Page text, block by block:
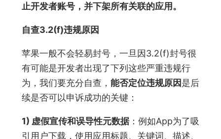
止开发者账号，并下架所有关联的应用。
自查3.2(f)违规原因
苹果一般不会轻易封号，一旦因3.2(f)封号很
有可能是开发者出现了下列这些严重违规行
为，我们要充分自查， 能否定位违规原因是后
续是否可以申诉成功的关键：
1) 虚假宣传和误导性元数据：例如App为了吸
引用户下载，使用应用标题、关键词、描述、